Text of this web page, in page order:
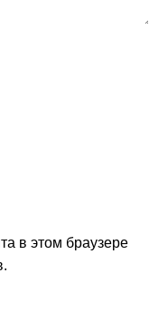
в этом браузере